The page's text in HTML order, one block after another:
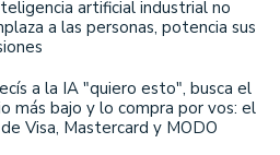
artificial industrial no
a las personas, potencia sus
a la IA "quiero esto", busca el
más bajo y lo compra por vos: el
Visa, Mastercard y MODO